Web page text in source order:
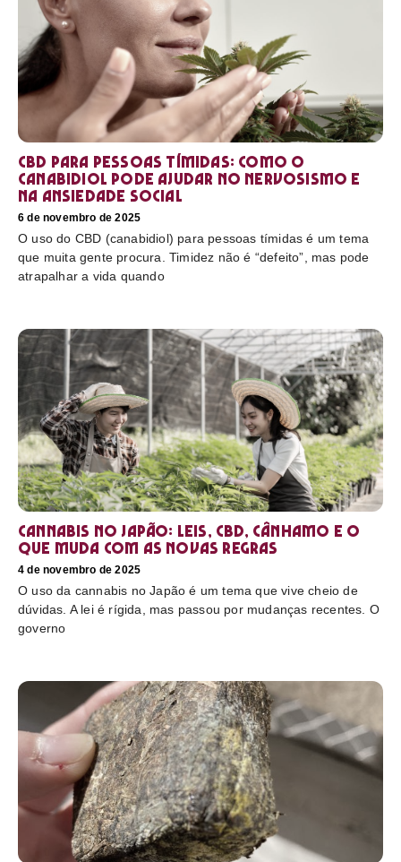
CBD para pessoas tímidas: como o
canabidiol pode ajudar no nervosismo e
na ansiedade social
6 de novembro de 2025
O uso do CBD (canabidiol) para pessoas tímidas é um tema
que muita gente procura. Timidez não é “defeito”, mas pode
atrapalhar a vida quando
Cannabis no Japão: leis, CBD, cânhamo e o
que muda com as novas regras
4 de novembro de 2025
O uso da cannabis no Japão é um tema que vive cheio de
dúvidas. A lei é rígida, mas passou por mudanças recentes. O
governo